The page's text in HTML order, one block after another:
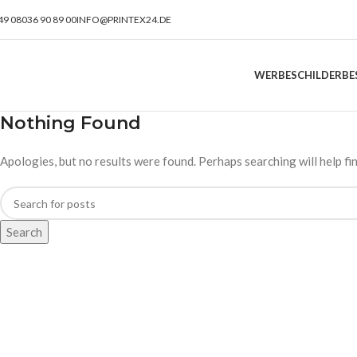
08036 90 89 00INFO@PRINTEX24.DE
WERBESCHILDER
Nothing Found
Apologies, but no results were found. Perhaps searching will help
Search